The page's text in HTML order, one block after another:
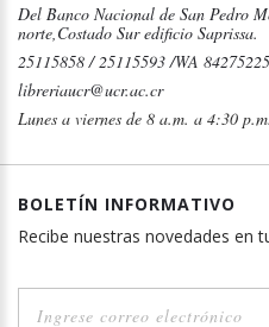
Del Banco Nacional de San Pedro
norte,Costado Sur edificio Saprissa.
25115858 / 25115593 /WA 84275225
libreriaucr@ucr.ac.cr
Lunes a viernes de 8 a.m. a 4:30 p.m.
BOLETÍN INFORMATIVO
Recibe nuestras novedades en